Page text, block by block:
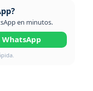
en minutos.